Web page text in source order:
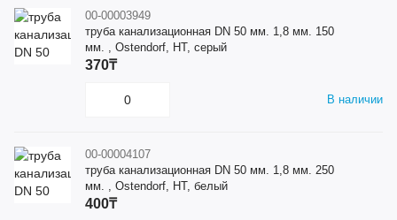
00-00003949
труба канализационная DN 50 мм. 1,8 мм. 150
мм. , Ostendorf, HT, серый
В наличии
370₸
00-00004107
труба канализационная DN 50 мм. 1,8 мм. 250
мм. , Ostendorf, HT, белый
400₸